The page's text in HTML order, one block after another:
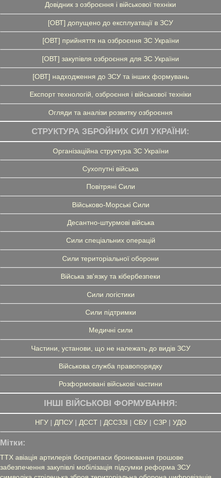
Довідник з озброєння і військової техніки
[ОВТ] допущено до експлуатації в ЗСУ
[ОВТ] прийняття на озброєння ЗС України
[ОВТ] закупівля озброєння для ЗС України
[ОВТ] надходження до ЗСУ та інших формувань
Експорт технологій, озброєння і військової техніки
Огляди та аналізи розвитку озброєння
СТРУКТУРА ЗБРОЙНИХ СИЛ УКРАЇНИ:
Організаційна структура ЗС України
Сухопутні війська
Повітряні Сили
Військово-Морські Сили
Десантно-штурмові війська
Сили спеціальних операцій
Сили територіальної оборони
Війська зв'язку та кібербезпеки
Сили логістики
Сили підтримки
Медичні сили
Частини, установи, що не належать до видів ЗСУ
Військова служба правопорядку
Розформовані військові частини
ІНШІ ВІЙСЬКОВІ ФОРМУВАННЯ:
НГУ| ДПСУ| ДССТ| ДССЗЗІ | СБУ| СЗР| УДО
Мітки:
ТТХ авіація артилерія боєприпаси бронювання грошове
забезпечення закупівлі мобілізація підсумки реформа ЗСУ